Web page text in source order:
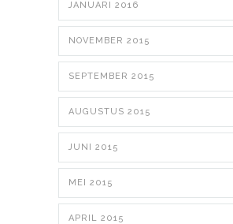
JANUARI 2016
NOVEMBER 2015
SEPTEMBER 2015
AUGUSTUS 2015
JUNI 2015
MEI 2015
APRIL 2015